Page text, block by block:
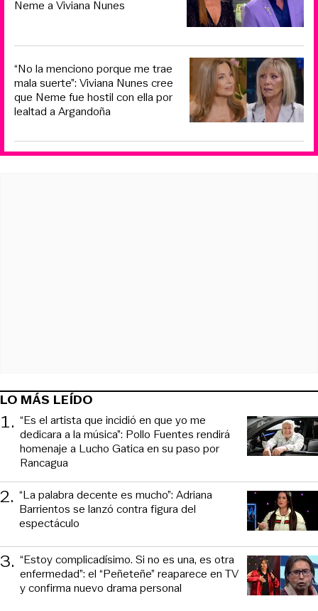
Neme a Viviana Nunes
“No la menciono porque me trae
mala suerte”: Viviana Nunes cree
que Neme fue hostil con ella por
lealtad a Argandoña
LO MÁS LEÍDO
1. “Es el artista que incidió en que yo me
dedicara a la música”: Pollo Fuentes rendirá
homenaje a Lucho Gatica en su paso por
Rancagua
2. “La palabra decente es mucho”: Adriana
Barrientos se lanzó contra figura del
espectáculo
3. “Estoy complicadísimo. Si no es una, es otra
enfermedad”: el “Peñeteñe” reaparece en TV
y confirma nuevo drama personal